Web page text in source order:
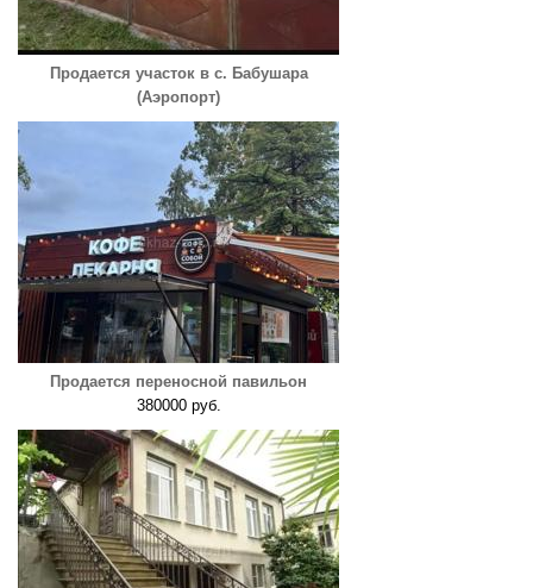
Продается участок в с. Бабушара
(Аэропорт)
Продается переносной павильон
380000 руб.